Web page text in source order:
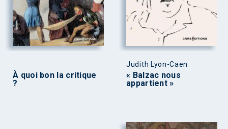
À quoi bon la critique
?
Judith Lyon-Caen
« Balzac nous
appartient »